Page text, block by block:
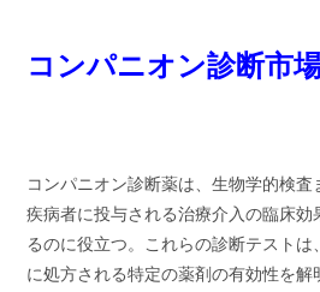
コンパニオン診断市
コンパニオン診断薬は、生物学的検査
疾病者に投与される治療介入の臨床
るのに役立つ。これらの診断テスト
に処方される特定の薬剤の有効性を